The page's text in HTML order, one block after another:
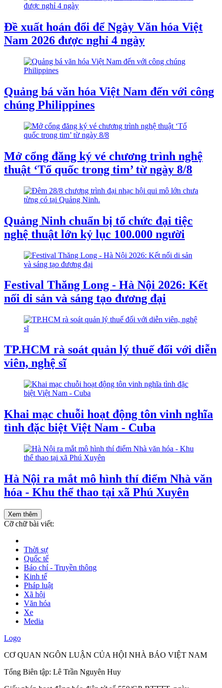
Đề xuất hoán đổi để Ngày Văn hóa Việt
Nam 2026 được nghỉ 4 ngày
Quảng bá văn hóa Việt Nam đến với công
chúng Philippines
Mở cổng đăng ký vé chương trình nghệ
thuật ‘Tổ quốc trong tim’ từ ngày 8/8
Quảng Ninh chuẩn bị tổ chức đại tiệc
nghệ thuật lớn kỷ lục 100.000 người
Festival Thăng Long - Hà Nội 2026: Kết
nối di sản và sáng tạo đương đại
TP.HCM rà soát quản lý thuế đối với diễn
viên, nghệ sĩ
Khai mạc chuỗi hoạt động tôn vinh nghĩa
tình đặc biệt Việt Nam - Cuba
Hà Nội ra mắt mô hình thí điểm Nhà văn
hóa - Khu thể thao tại xã Phú Xuyên
Xem thêm
Cỡ chữ bài viết:
Thời sự
Quốc tế
Báo chí - Truyền thông
Kinh tế
Pháp luật
Xã hội
Văn hóa
Xe
Media
Logo
CƠ QUAN NGÔN LUẬN CỦA HỘI NHÀ BÁO VIỆT NAM
Tổng Biên tập: Lê Trần Nguyên Huy